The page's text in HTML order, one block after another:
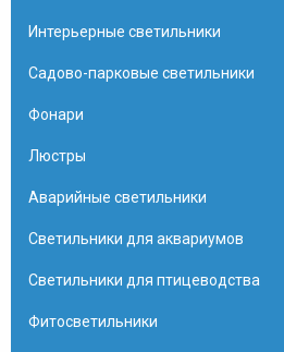
Интерьерные светильники
Садово-парковые светильники
Фонари
Люстры
Аварийные светильники
Светильники для аквариумов
Светильники для птицеводства
Фитосветильники